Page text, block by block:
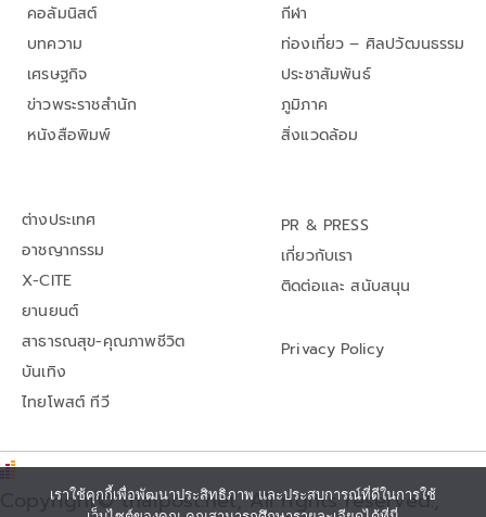
คอลัมนิสต์
บทความ
เศรษฐกิจ
ข่าวพระราชสำนัก
หนังสือพิมพ์
กีฬา
ท่องเที่ยว – ศิลปวัฒนธรรม
ประชาสัมพันธ์
ภูมิภาค
สิ่งแวดล้อม
ต่างประเทศ
อาชญากรรม
X-CITE
ยานยนต์
สาธารณสุข-คุณภาพชีวิต
บันเทิง
ไทยโพสต์ ทีวี
PR & PRESS
เกี่ยวกับเรา
ติดต่อและ สนับสนุน
Privacy Policy
Copyright© thaipost.net, All rights reserved.,
เราใช้คุกกี้เพื่อพัฒนาประสิทธิภาพ และประสบการณ์ที่ดีในการใช้